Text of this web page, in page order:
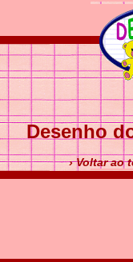
Desenho
› Voltar ao